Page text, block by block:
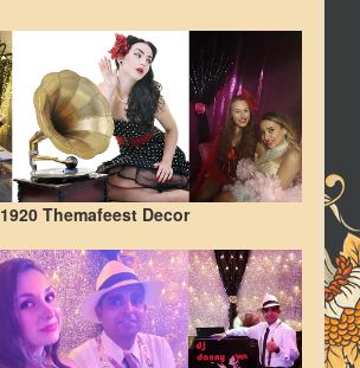
1920 Themafeest Decor